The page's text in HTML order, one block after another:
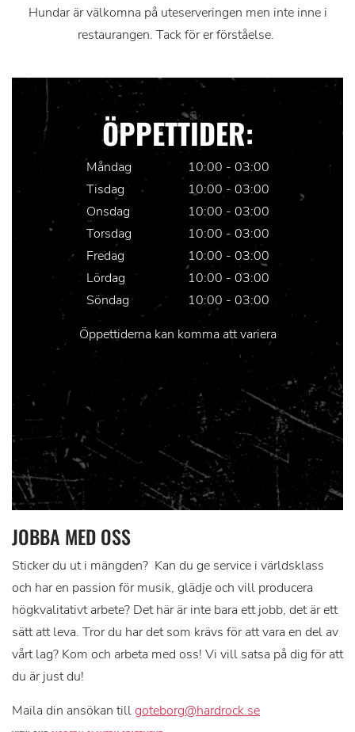
Hundar är välkomna på uteserveringen men inte inne i
restaurangen. Tack för er förståelse.
ÖPPETTIDER:
Måndag
10:00 - 03:00
Tisdag
10:00 - 03:00
Onsdag
			10:00 - 03:00
Torsdag
10:00 - 03:00
Fredag
			10:00 - 03:00
Lördag
			10:00 - 03:00
Söndag
10:00 - 03:00
Öppettiderna kan komma att variera
JOBBA MED OSS
Sticker du ut i mängden? Kan du ge service i världsklass
och har en passion för musik, glädje och vill producera
högkvalitativt arbete? Det här är inte bara ett jobb, det är ett
sätt att leva. Tror du har det som krävs för att vara en del av
vårt lag? Kom och arbeta med oss! Vi vill satsa på dig för att
du är just du!
Maila din ansökan tillgoteborg@hardrock.se